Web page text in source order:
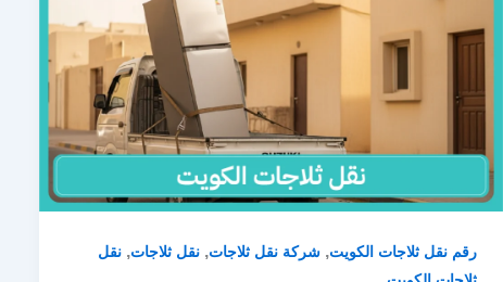
رقم نقل ثلاجات الكويت, شركة نقل ثلاجات, نقل ثلاجات, نقل